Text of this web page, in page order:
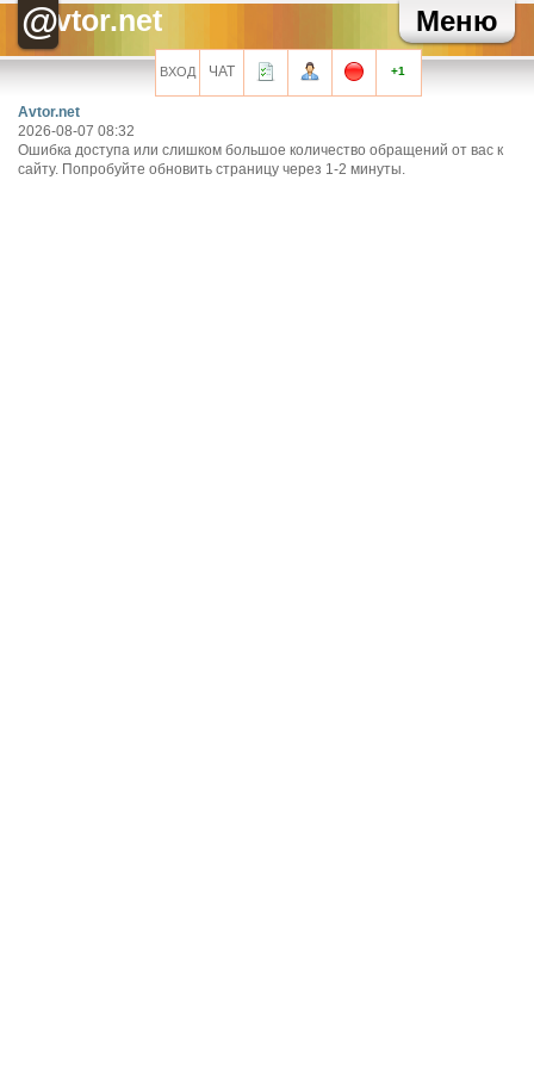
Меню
@vtor.net
Хелла Черноушева
Сарочка Кисова
Художник так видит. Почему к черному квадрату не
претензий? Даная всяко красивей!
ВХОД ЧАТ +1
Avtor.net
2026-08-07 08:32
Ошибка доступа или слишком большое количество обращений от вас к
сайту. Попробуйте обновить страницу через 1-2 минуты.